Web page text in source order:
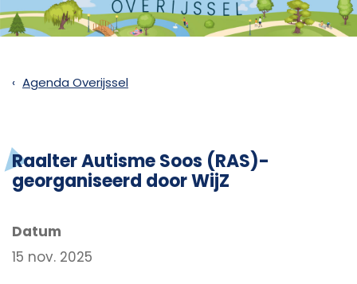
Agenda Overijssel
Raalter Autisme Soos (RAS)-
georganiseerd door WijZ
Datum
15 nov. 2025